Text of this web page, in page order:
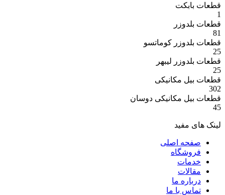
کوماتسو
لیبهر
مکانیکی
مکانیکی دوسان
اصلی
ما
با ما